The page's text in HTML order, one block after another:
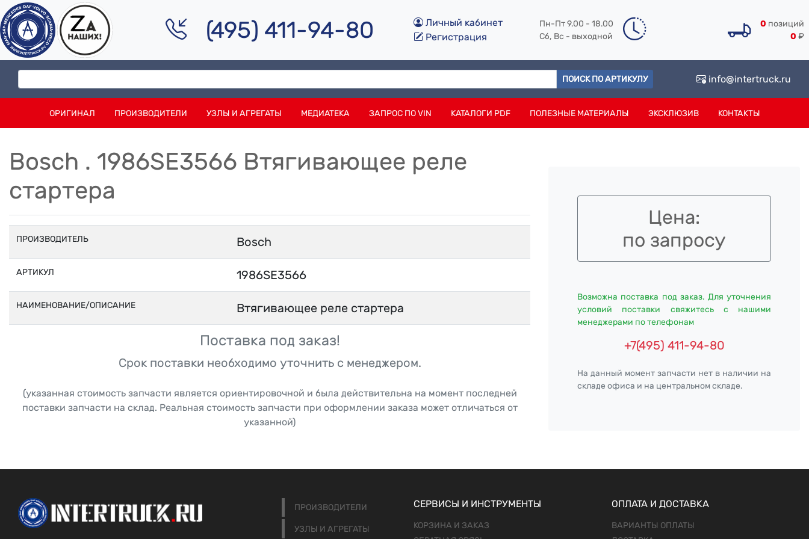
(495) 411-94-80
Личный кабинет
Регистрация
Пн-Пт 9.00 - 18.00
Сб, Вс - выходной
0 позиций
0 ₽
ПОИСК ПО АРТИКУЛУ info@intertruck.ru
ОРИГИНАЛ ПРОИЗВОДИТЕЛИ УЗЛЫ И АГРЕГАТЫ МЕДИАТЕКА ЗАПРОС ПО VIN КАТАЛОГИ PDF ПОЛЕЗНЫЕ МАТЕРИАЛЫ ЭКСКЛЮЗИВ КОНТАКТЫ
Bosch . 1986SE3566 Втягивающее реле
стартера
ПРОИЗВОДИТЕЛЬ Bosch
АРТИКУЛ 1986SE3566
НАИМЕНОВАНИЕ/ОПИСАНИЕ Втягивающее реле стартера
Поставка под заказ!
Срок поставки необходимо уточнить с менеджером.
(указанная стоимость запчасти является ориентировочной и была действительна на момент последней
поставки запчасти на склад. Реальная стоимость запчасти при оформлении заказа может отличаться от
указанной)
Цена:
по запросу
Возможна поставка под заказ. Для уточнения
условий поставки свяжитесь с нашими
менеджерами по телефонам
+7(495) 411-94-80
На данный момент запчасти нет в наличии на
складе офиса и на центральном складе.
ПРОИЗВОДИТЕЛИ
УЗЛЫ И АГРЕГАТЫ
СЕРВИСЫ И ИНСТРУМЕНТЫ
КОРЗИНА И ЗАКАЗ
ОПЛАТА И ДОСТАВКА
ВАРИАНТЫ ОПЛАТЫ